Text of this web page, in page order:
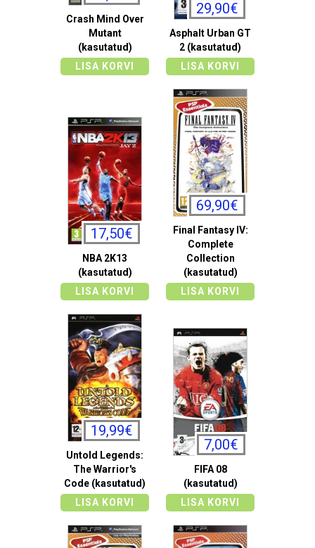
Crash Mind Over
Mutant
(kasutatud)
LISA KORVI
29,90€
Asphalt Urban GT
2 (kasutatud)
LISA KORVI
17,50€
NBA 2K13
(kasutatud)
LISA KORVI
69,90€
Final Fantasy IV:
Complete
Collection
(kasutatud)
LISA KORVI
19,99€
Untold Legends:
The Warrior's
Code (kasutatud)
LISA KORVI
7,00€
FIFA 08
(kasutatud)
LISA KORVI